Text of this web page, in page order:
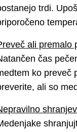
trdi.
ali premalo
čas
ko preveč
ali so